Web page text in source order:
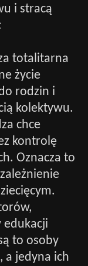
i stracą
totalitarna
życie
rodzin i
kolektywu.
chce
kontrolę
Oznacza to
edukacji
to osoby
a jedyna ich